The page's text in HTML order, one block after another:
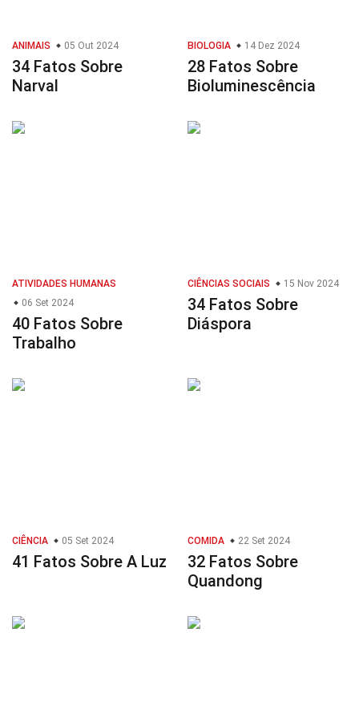
ANIMAIS 05 Out 2024
34 Fatos Sobre
Narval
BIOLOGIA 14 Dez 2024
28 Fatos Sobre
Bioluminescência
ATIVIDADES HUMANAS
06 Set 2024
40 Fatos Sobre
Trabalho
CIÊNCIAS SOCIAIS 15 Nov 2024
34 Fatos Sobre
Diáspora
CIÊNCIA 05 Set 2024
41 Fatos Sobre A Luz
COMIDA 22 Set 2024
32 Fatos Sobre
Quandong